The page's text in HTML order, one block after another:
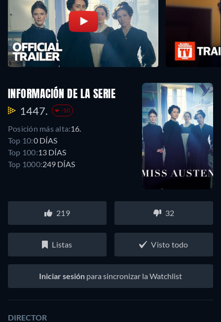
INFORMACIÓN DE LA SERIE
1447. -10
Posición más alta:16.
Top 10:0 DÍAS
Top 100:13 DÍAS
Top 1000:249 DÍAS
219 32
Listas Visto todo
Iniciar sesión para sincronizar la Watchlist
DIRECTOR